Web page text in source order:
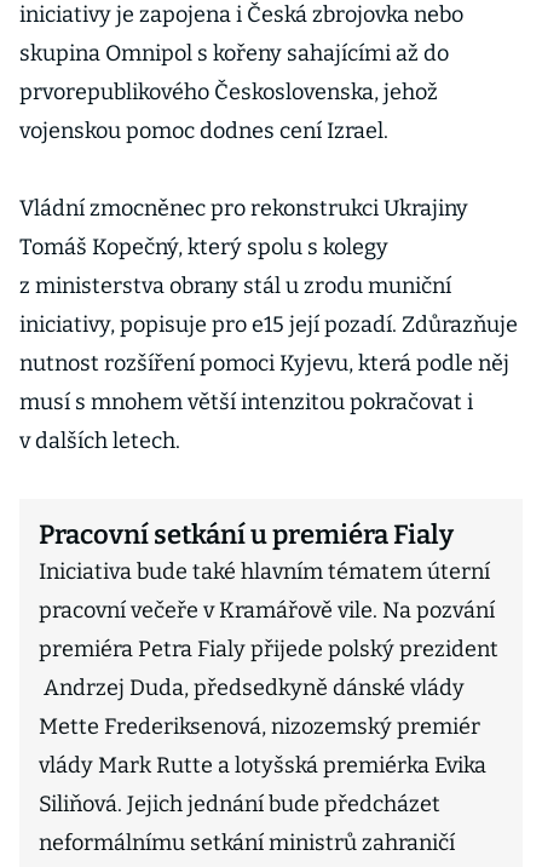
iniciativy je zapojena i Česká zbrojovka nebo
skupina Omnipol s kořeny sahajícími až do
prvorepublikového Československa, jehož
vojenskou pomoc dodnes cení Izrael.
Vládní zmocněnec pro rekonstrukci Ukrajiny
Tomáš Kopečný, který spolu s kolegy
z ministerstva obrany stál u zrodu muniční
iniciativy, popisuje pro e15 její pozadí. Zdůrazňuje
nutnost rozšíření pomoci Kyjevu, která podle něj
musí s mnohem větší intenzitou pokračovat i
v dalších letech.
Pracovní setkání u premiéra Fialy
Iniciativa bude také hlavním tématem úterní
pracovní večeře v Kramářově vile. Na pozvání
premiéra Petra Fialy přijede polský prezident
Andrzej Duda, předsedkyně dánské vlády
Mette Frederiksenová, nizozemský premiér
vlády Mark Rutte a lotyšská premiérka Evika
Siliňová. Jejich jednání bude předcházet
neformálnímu setkání ministrů zahraničí